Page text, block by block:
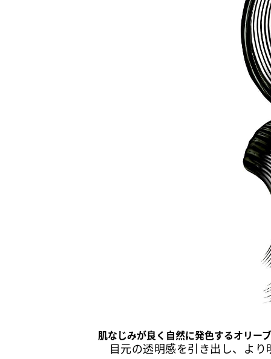
肌なじみが良く自然に発色するオリー
目元の透明感を引き出し、より